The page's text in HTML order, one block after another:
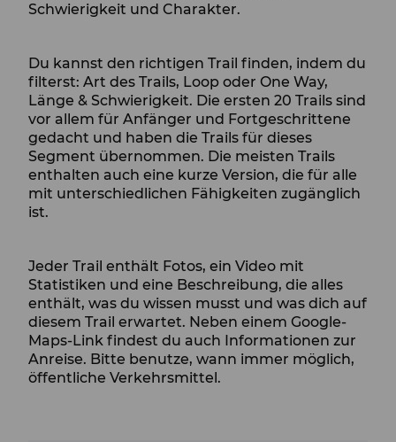
Schwierigkeit und Charakter.
Du kannst den richtigen Trail finden, indem du
filterst: Art des Trails, Loop oder One Way,
Länge & Schwierigkeit. Die ersten 20 Trails sind
vor allem für Anfänger und Fortgeschrittene
gedacht und haben die Trails für dieses
Segment übernommen. Die meisten Trails
enthalten auch eine kurze Version, die für alle
mit unterschiedlichen Fähigkeiten zugänglich
ist.
Jeder Trail enthält Fotos, ein Video mit
Statistiken und eine Beschreibung, die alles
enthält, was du wissen musst und was dich auf
diesem Trail erwartet. Neben einem Google-
Maps-Link findest du auch Informationen zur
Anreise. Bitte benutze, wann immer möglich,
öffentliche Verkehrsmittel.